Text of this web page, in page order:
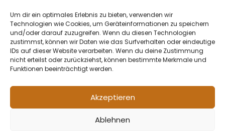
Um dir ein optimales Erlebnis zu bieten, verwenden wir
Technologien wie Cookies, um Geräteinformationen zu speichern
und/oder darauf zuzugreifen. Wenn du diesen Technologien
zustimmst, können wir Daten wie das Surfverhalten oder eindeutige
IDs auf dieser Website verarbeiten. Wenn du deine Zustimmung
nicht erteilst oder zurückziehst, können bestimmte Merkmale und
Funktionen beeinträchtigt werden.
Akzeptieren
Ablehnen